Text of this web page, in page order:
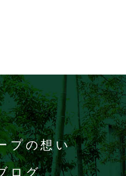
プの想い
ログ